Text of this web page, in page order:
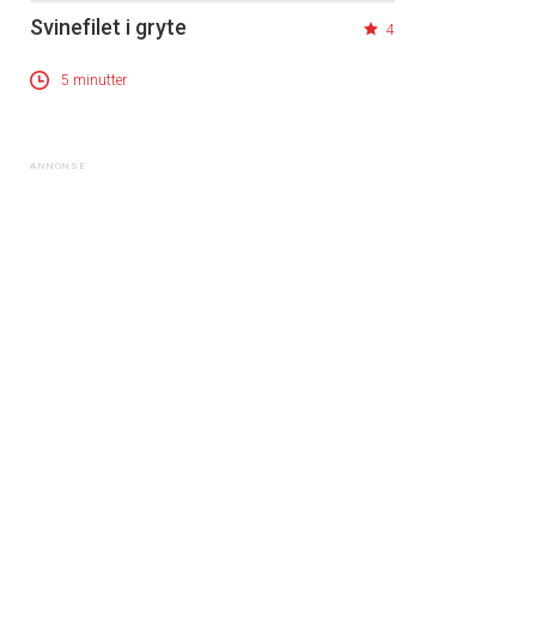
Svinefilet i gryte 4
5 minutter